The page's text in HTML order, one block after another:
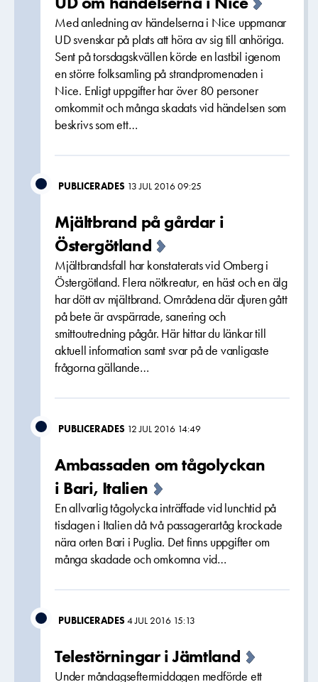
Med anledning av händelserna i Nice uppmanar
UD svenskar på plats att höra av sig till anhöriga.
Sent på torsdagskvällen körde en lastbil igenom
en större folksamling på strandpromenaden i
Nice. Enligt uppgifter har över 80 personer
omkommit och många skadats vid händelsen som
beskrivs som ett…
PUBLICERADES 13 JUL 2016 09:25
Mjältbrand på gårdar i
Östergötland
Mjältbrandsfall har konstaterats vid Omberg i
Östergötland. Flera nötkreatur, en häst och en älg
har dött av mjältbrand. Områdena där djuren gått
på bete är avspärrade, sanering och
smittoutredning pågår. Här hittar du länkar till
aktuell information samt svar på de vanligaste
frågorna gällande…
PUBLICERADES 12 JUL 2016 14:49
Ambassaden om tågolyckan
i Bari, Italien
En allvarlig tågolycka inträffade vid lunchtid på
tisdagen i Italien då två passagerartåg krockade
nära orten Bari i Puglia. Det finns uppgifter om
många skadade och omkomna vid…
PUBLICERADES4 JUL 2016 15:13
Telestörningar i Jämtland
Under måndagseftermiddagen medförde ett